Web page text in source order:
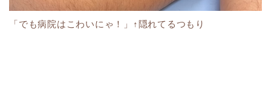
「でも病院はこわいにゃ！」↑隠れてるつもり